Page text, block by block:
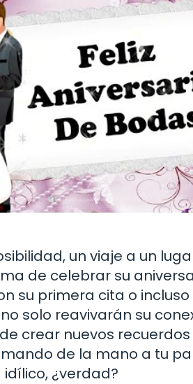
un viaje a un
de celebrar su
su primera cita o
solo reavivarán su
crear nuevos
de la mano a tu
idílico, ¿verdad?